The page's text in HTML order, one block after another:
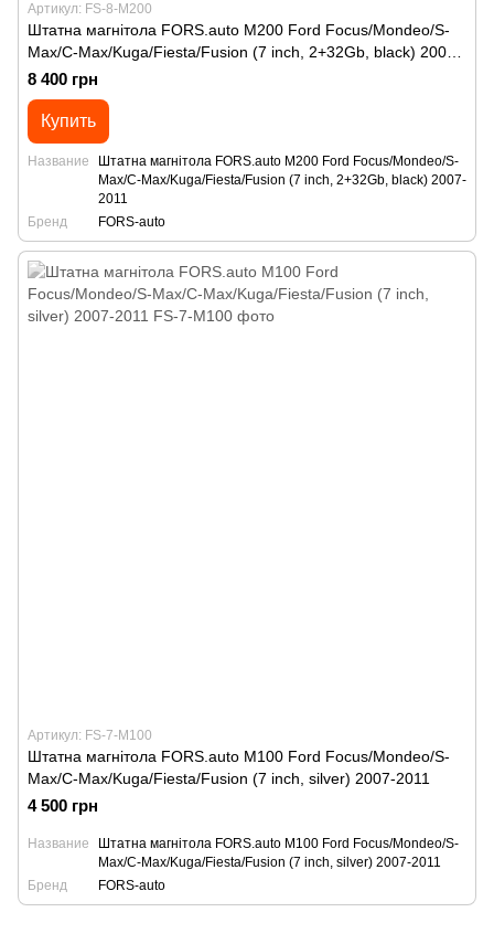
Артикул: FS-8-M200
Штатна магнітола FORS.auto M200 Ford Focus/Mondeo/S-
Max/C-Max/Kuga/Fiesta/Fusion (7 inch, 2+32Gb, black) 2007-
2011
8 400 грн
Купить
Название
Штатна магнітола FORS.auto M200 Ford Focus/Mondeo/S-
Max/C-Max/Kuga/Fiesta/Fusion (7 inch, 2+32Gb, black) 2007-
2011
Бренд
FORS-auto
Артикул: FS-7-M100
Штатна магнітола FORS.auto M100 Ford Focus/Mondeo/S-
Max/C-Max/Kuga/Fiesta/Fusion (7 inch, silver) 2007-2011
4 500 грн
Название
Штатна магнітола FORS.auto M100 Ford Focus/Mondeo/S-
Max/C-Max/Kuga/Fiesta/Fusion (7 inch, silver) 2007-2011
Бренд
FORS-auto